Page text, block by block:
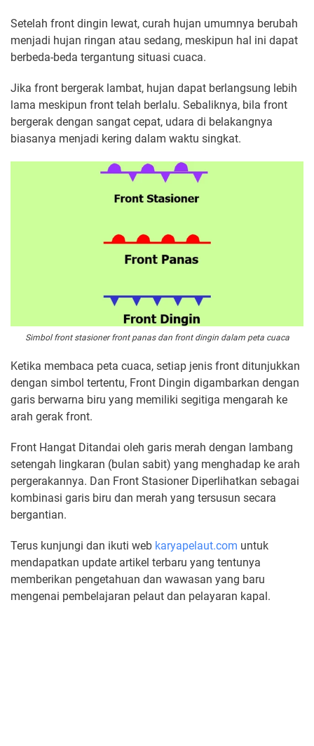
Setelah front dingin lewat, curah hujan umumnya berubah
menjadi hujan ringan atau sedang, meskipun hal ini dapat
berbeda-beda tergantung situasi cuaca.
Jika front bergerak lambat, hujan dapat berlangsung lebih
lama meskipun front telah berlalu. Sebaliknya, bila front
bergerak dengan sangat cepat, udara di belakangnya
biasanya menjadi kering dalam waktu singkat.
Simbol front stasioner front panas dan front dingin dalam peta cuaca
Ketika membaca peta cuaca, setiap jenis front ditunjukkan
dengan simbol tertentu, Front Dingin digambarkan dengan
garis berwarna biru yang memiliki segitiga mengarah ke
arah gerak front.
Front Hangat Ditandai oleh garis merah dengan lambang
setengah lingkaran (bulan sabit) yang menghadap ke arah
pergerakannya. Dan Front Stasioner Diperlihatkan sebagai
kombinasi garis biru dan merah yang tersusun secara
bergantian.
Terus kunjungi dan ikuti web karyapelaut.com untuk
mendapatkan update artikel terbaru yang tentunya
memberikan pengetahuan dan wawasan yang baru
mengenai pembelajaran pelaut dan pelayaran kapal.